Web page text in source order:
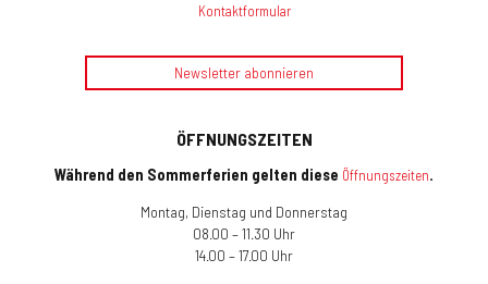
Kontaktformular
Newsletter abonnieren
ÖFFNUNGSZEITEN
Während den Sommerferien gelten diese Öffnungszeiten.
Montag, Dienstag und Donnerstag
08.00 – 11.30 Uhr
14.00 – 17.00 Uhr